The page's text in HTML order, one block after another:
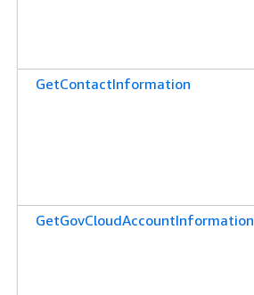
GetContactInformation
GetGovCloudAccountInformation